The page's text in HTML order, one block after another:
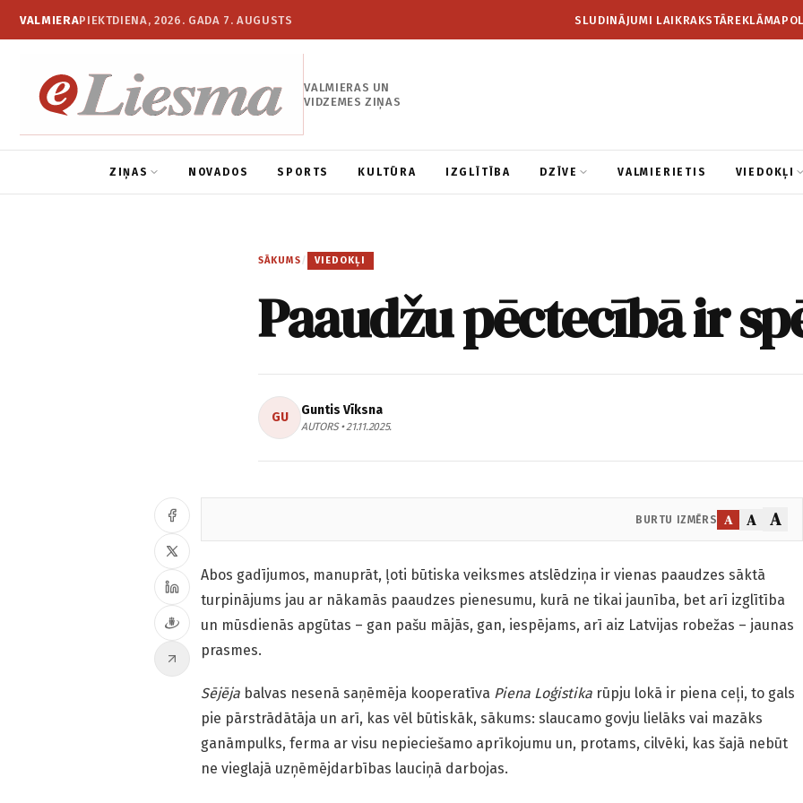
VALMIERAPIEKTDIENA, 2026. GADA 7. AUGUSTS SLUDINĀJUMI LAIKRAKSTĀREKLĀMA
VALMIERAS UN
VIDZEMES ZIŅAS
ZIŅAS NOVADOS SPORTS KULTŪRA IZGLĪTĪBA DZĪVE VALMIERIETIS VIEDOKĻI
SĀKUMS / VIEDOKĻI
Paaudžu pēctecībā ir
GU Guntis Vīksna
AUTORS • 21.11.2025.
BURTU IZMĒRS A A A
Abos gadījumos, manuprāt, ļoti būtiska veiksmes atslēdziņa ir vienas paaudzes sāktā
turpinājums jau ar nākamās paaudzes pienesumu, kurā ne tikai jaunība, bet arī izglītība
un mūsdienās apgūtas – gan pašu mājās, gan, iespējams, arī aiz Latvijas robežas – jaunas
prasmes.
Sējēja balvas nesenā saņēmēja kooperatīva Piena Loģistika rūpju lokā ir piena ceļi, to gals
pie pārstrādātāja un arī, kas vēl būtiskāk, sākums: slaucamo govju lielāks vai mazāks
ganāmpulks, ferma ar visu nepieciešamo aprīkojumu un, protams, cilvēki, kas šajā nebūt
ne vieglajā uzņēmējdarbības lauciņā darbojas.